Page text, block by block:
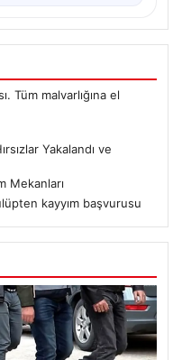
Tüm malvarlığına el
Yakalandı ve
Mekanları
kayyım başvurusu